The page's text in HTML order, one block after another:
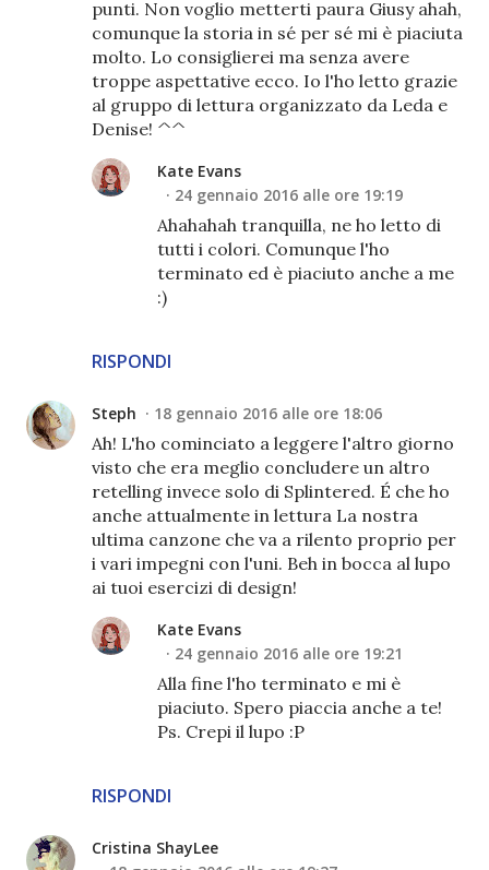
punti. Non voglio metterti paura Giusy ahah,
comunque la storia in sé per sé mi è piaciuta
molto. Lo consiglierei ma senza avere
troppe aspettative ecco. Io l'ho letto grazie
al gruppo di lettura organizzato da Leda e
Denise! ^^
RISPONDI
Kate Evans
24 gennaio 2016 alle ore 19:19
Ahahahah tranquilla, ne ho letto di
tutti i colori. Comunque l'ho
terminato ed è piaciuto anche a me
:)
Steph 18 gennaio 2016 alle ore 18:06
Ah! L'ho cominciato a leggere l'altro giorno
visto che era meglio concludere un altro
retelling invece solo di Splintered. É che ho
anche attualmente in lettura La nostra
ultima canzone che va a rilento proprio per
i vari impegni con l'uni. Beh in bocca al lupo
ai tuoi esercizi di design!
RISPONDI
Kate Evans
24 gennaio 2016 alle ore 19:21
Alla fine l'ho terminato e mi è
piaciuto. Spero piaccia anche a te!
Ps. Crepi il lupo :P
Cristina ShayLee